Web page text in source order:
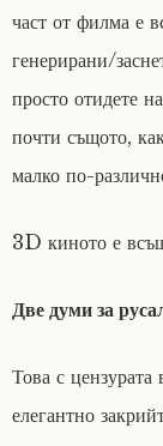
част от филма е
генерирани/
просто отидете
почти същото,
малко по-
3D киното е
Две думи за
Това с
елегантно